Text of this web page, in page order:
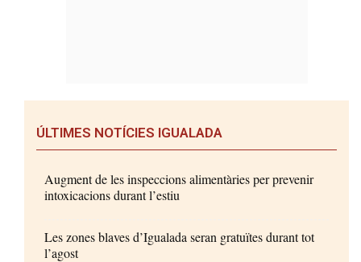
ÚLTIMES NOTÍCIES IGUALADA
Augment de les inspeccions alimentàries per prevenir
intoxicacions durant l’estiu
Les zones blaves d’Igualada seran gratuïtes durant tot
l’agost